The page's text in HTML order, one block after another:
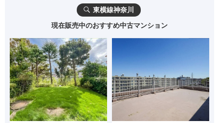
東横線神奈川
現在販売中のおすすめ中古マンション